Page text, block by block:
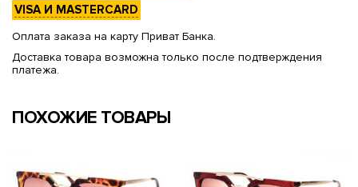
VISA И MASTERCARD
Оплата заказа на карту Приват Банка.
Доставка товара возможна только после подтверждения
платежа.
ПОХОЖИЕ ТОВАРЫ